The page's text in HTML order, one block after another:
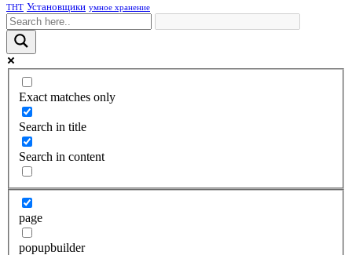
ТНТ Установщики умное хранение
Exact matches only
Search in title
Search in content
page
popupbuilder